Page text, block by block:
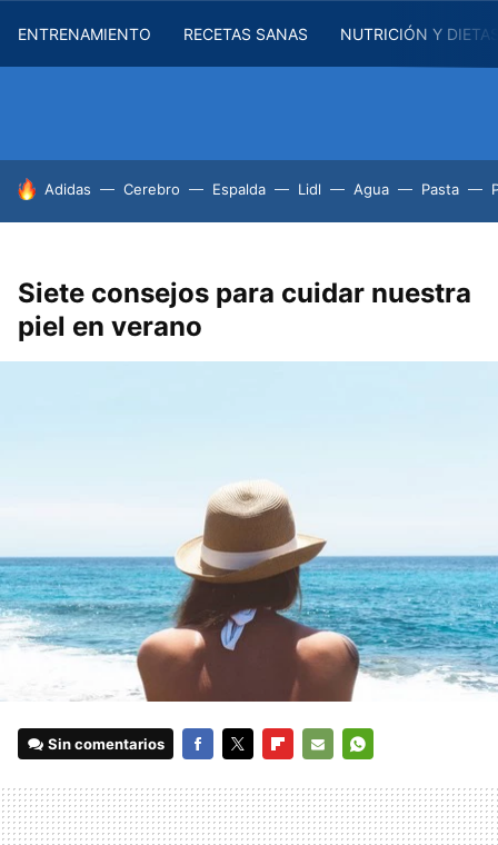
ENTRENAMIENTO RECETAS SANAS NUTRICIÓN Y
HOY SE HABLA DE
Adidas Cerebro Espalda Lidl Agua Pasta
Siete consejos para cuidar nuestra
piel en verano
Sin comentarios
MAIL